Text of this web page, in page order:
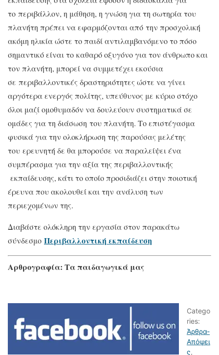
το περιβάλλον, η μάθηση, η γνώση για τη σωτηρία του
πλανήτη πρέπει να εφαρμόζονται από την προσχολική
ακόμη ηλικία ώστε το παιδί αντιλαμβανόμενο το πόσο
σημαντικό είναι το καθαρό οξυγόνο για τον άνθρωπο και
τον πλανήτη, μπορεί να συμμετέχει εκούσια
σε περιβαλλοντικές δραστηριότητες ώστε να γίνει
αργότερα ενεργός πολίτης, υπεύθυνος με κύριο στόχο
όλοι μαζί ομοθυμαδόν να δουλεύουν συστηματικά σε
ομάδες για τη διάσωση του πλανήτη. Το επιστέγασμα
φυσικά για την ολοκλήρωση της παρούσας μελέτης
του ερευνητή δε θα μπορούσε να παραλείψει ένα
συμπέρασμα για την αξία της περιβαλλοντικής
εκπαίδευσης, κάτι το οποίο προσιδιάζει στην ποιοτική
έρευνα που ακολουθεί και την ανάλυση των
περιεχομένων της.
Διαβάστε ολόκληρη την εργασία στον παρακάτω
σύνδεσμο Περιβαλλοντική εκπαίδευση
Αρθρογραφία: Τα παιδαγωγικά μας
Catego
ries:
Άρθρα-
Απόψει
ς,